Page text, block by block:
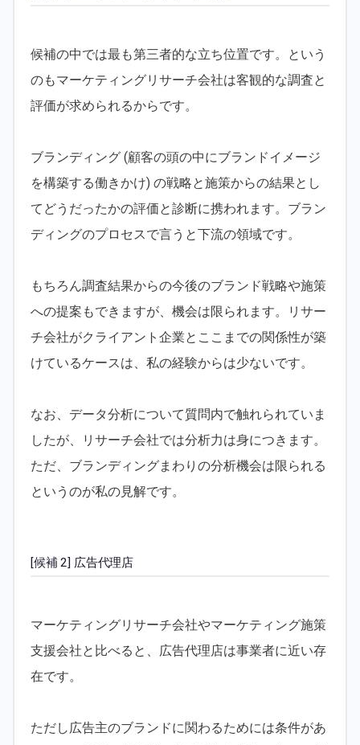
候補の中では最も第三者的な立ち位置です。という
のもマーケティングリサーチ会社は客観的な調査と
評価が求められるからです。
ブランディング (顧客の頭の中にブランドイメージ
を構築する働きかけ) の戦略と施策からの結果とし
てどうだったかの評価と診断に携われます。ブラン
ディングのプロセスで言うと下流の領域です。
もちろん調査結果からの今後のブランド戦略や施策
への提案もできますが、機会は限られます。リサー
チ会社がクライアント企業とここまでの関係性が築
けているケースは、私の経験からは少ないです。
なお、データ分析について質問内で触れられていま
したが、リサーチ会社では分析力は身につきます。
ただ、ブランディングまわりの分析機会は限られる
というのが私の見解です。
[候補 2] 広告代理店
マーケティングリサーチ会社やマーケティング施策
支援会社と比べると、広告代理店は事業者に近い存
在です。
ただし広告主のブランドに関わるためには条件があ